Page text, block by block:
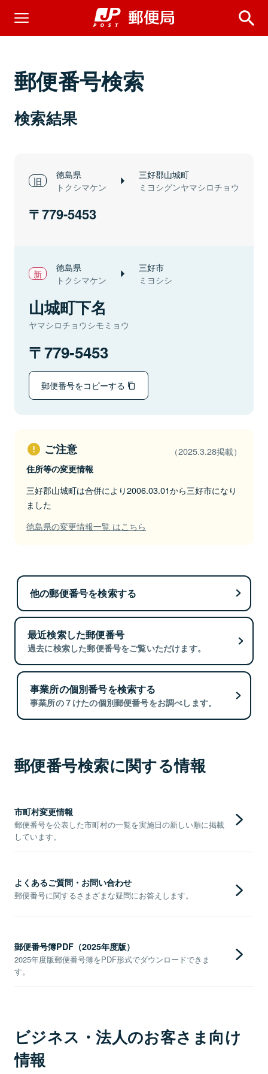
郵便番号検索
検索結果
徳島県
トクシマケン
三好郡山城町
ミヨシグンヤマシロチョウ
779-5453
徳島県
トクシマケン
三好市
ミヨシシ
山城町下名
ヤマシロチョウシモミョウ
779-5453
郵便番号をコピーする
ご注意 （2025.3.28掲載）
住所等の変更情報
三好郡山城町は合併により2006.03.01から三好市になり
ました
徳島県の変更情報一覧 はこちら
他の郵便番号を検索する
最近検索した郵便番号
過去に検索した郵便番号をご覧いただけます。
事業所の個別番号を検索する
事業所の７けたの個別郵便番号をお調べします。
郵便番号検索に関する情報
市町村変更情報
郵便番号を公表した市町村の一覧を実施日の新しい順に掲載
しています。
よくあるご質問・お問い合わせ
郵便番号に関するさまざまな疑問にお答えします。
郵便番号簿PDF（2025年度版）
2025年度版郵便番号簿をPDF形式でダウンロードできま
す。
ビジネス・法人のお客さま向け
情報